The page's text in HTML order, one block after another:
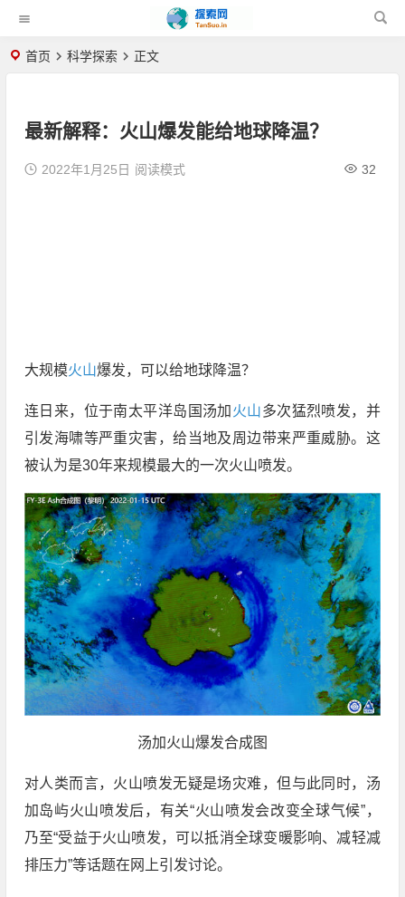
首页 科学探索 正文
最新解释：火山爆发能给地球降温？
2022年1月25日 32
阅读模式
大规模火山爆发，可以给地球降温？
连日来，位于南太平洋岛国汤加 火山多次猛烈喷发，并
引发海啸等严重灾害，给当地及周边带来严重威胁。这
被认为是30年来规模最大的一次火山喷发。
汤加火山爆发合成图
对人类而言，火山喷发无疑是场灾难，但与此同时，汤
加岛屿火山喷发后，有关“火山喷发会改变全球气候”，
乃至“受益于火山喷发，可以抵消全球变暖影响、减轻减
排压力”等话题在网上引发讨论。